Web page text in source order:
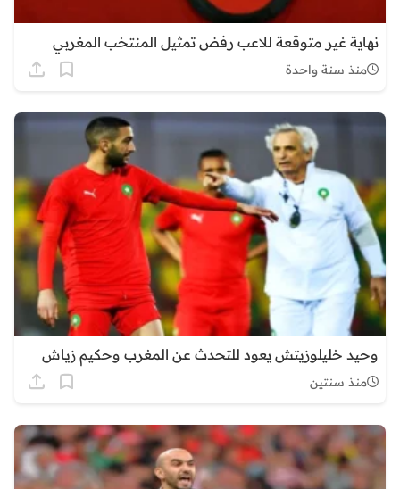
نهاية غير متوقعة للاعب رفض تمثيل المنتخب المغربي
منذ سنة واحدة
وحيد خليلوزيتش يعود للتحدث عن المغرب وحكيم زياش
منذ سنتين